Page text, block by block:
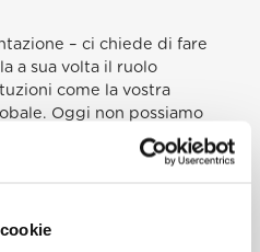
– ci chiede di fare
a sua volta il ruolo
come la vostra
Oggi non possiamo
di molti nostri fratelli. Le
argomenti già